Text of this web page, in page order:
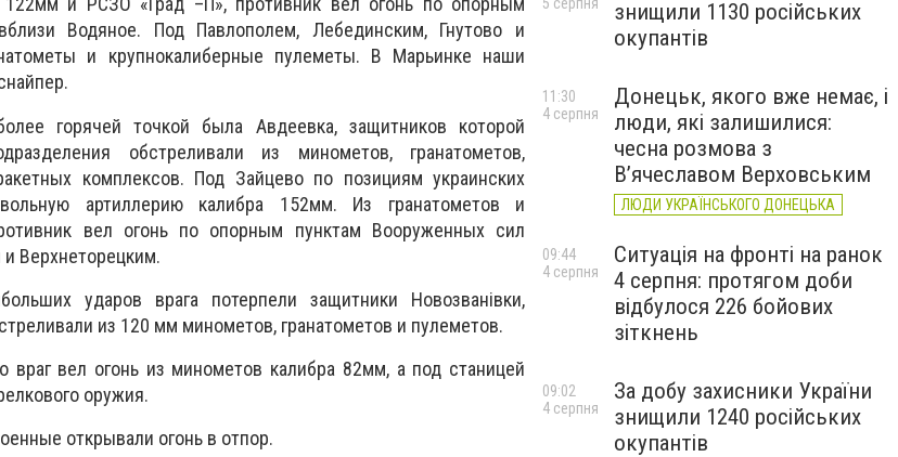
Водяное. Под Павлополем, Лебединским, Гнутово и
и крупнокалиберные пулеметы. В Марьинке наши
горячей точкой была Авдеевка, защитников которой
обстреливали из минометов, гранатометов,
комплексов. Под Зайцево по позициям украинских
артиллерию калибра 152мм. Из гранатометов и
вел огонь по опорным пунктам Вооруженных сил
Верхнеторецким.
ударов врага потерпели защитники Новозванівки,
из 120 мм минометов, гранатометов и пулеметов.
вел огонь из минометов калибра 82мм, а под станицей
оружия.
открывали огонь в отпор.
знищили 1130 російських
окупантів
Донецьк, якого вже немає, і
люди, які залишилися:
чесна розмова з
В’ячеславом Верховським
ЛЮДИ УКРАЇНСЬКОГО ДОНЕЦЬКА
11:30
4 серпня
Ситуація на фронті на ранок
4 серпня: протягом доби
відбулося 226 бойових
зіткнень
09:44
4 серпня
За добу захисники України
знищили 1240 російських
окупантів
09:02
4 серпня